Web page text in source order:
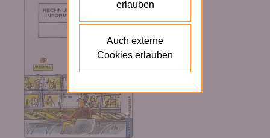
erlauben
Auch externe
Cookies erlauben